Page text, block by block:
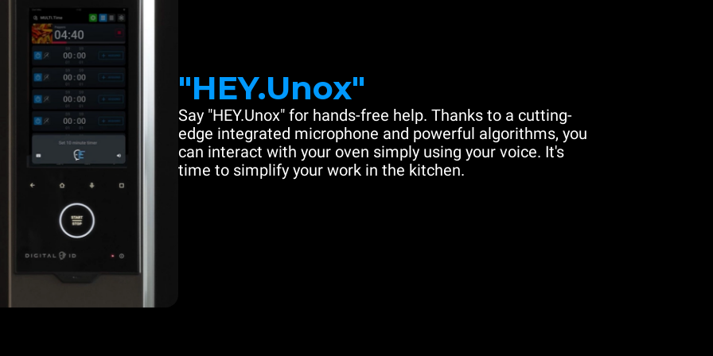
"HEY.Unox"
Say "HEY.Unox" for hands-free help. Thanks to a cutting-
edge integrated microphone and powerful algorithms, you
can interact with your oven simply using your voice. It's
time to simplify your work in the kitchen.